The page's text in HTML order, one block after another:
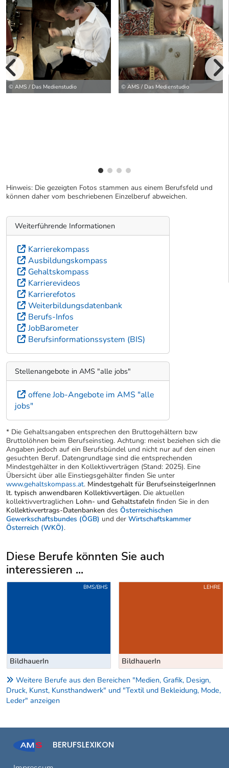
© AMS / Das Medienstudio © AMS / Das Medienstudio
Hinweis: Die gezeigten Fotos stammen aus einem Berufsfeld und
können daher vom beschriebenen Einzelberuf abweichen.
Weiterführende Informationen
Karrierekompass
Ausbildungskompass
Gehaltskompass
Karrierevideos
Karrierefotos
Weiterbildungsdatenbank
Berufs-Infos
JobBarometer
Berufsinformationssystem (BIS)
Stellenangebote in AMS "alle jobs"
offene Job-Angebote im AMS "alle
jobs"
* Die Gehaltsangaben entsprechen den Bruttogehältern bzw
Bruttolöhnen beim Berufseinstieg. Achtung: meist beziehen sich die
Angaben jedoch auf ein Berufsbündel und nicht nur auf den einen
gesuchten Beruf. Datengrundlage sind die entsprechenden
Mindestgehälter in den Kollektivverträgen (Stand: 2025). Eine
Übersicht über alle Einstiegsgehälter finden Sie unter
www.gehaltskompass.at. Mindestgehalt für BerufseinsteigerInnen
lt. typisch anwendbaren Kollektivvertägen. Die aktuellen
kollektivvertraglichen Lohn- und Gehaltstafeln finden Sie in den
Kollektivvertrags-Datenbanken des Österreichischen
Gewerkschaftsbundes (ÖGB) und der Wirtschaftskammer
Österreich (WKÖ).
Diese Berufe könnten Sie auch
interessieren ...
Uber weitere Berufsvorschläge
BildhauerIn
BMS/BHS
BildhauerIn
LEHRE
Weitere Berufe aus den Bereichen "Medien, Grafik, Design,
Druck, Kunst, Kunsthandwerk" und "Textil und Bekleidung, Mode,
Leder" anzeigen
BERUFSLEXIKON